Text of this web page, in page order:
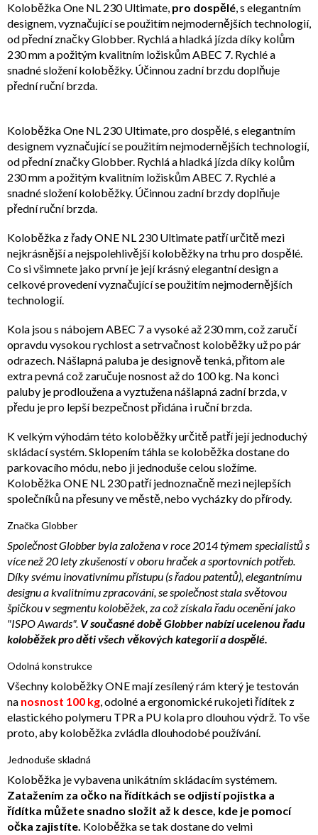
Koloběžka One NL 230 Ultimate, pro dospělé, s elegantním
designem, vyznačující se použitím nejmodernějších technologií,
od přední značky Globber. Rychlá a hladká jízda díky kolům
230 mm a požitým kvalitním ložiskům ABEC 7. Rychlé a
snadné složení koloběžky. Účinnou zadní brzdu doplňuje
přední ruční brzda.
Koloběžka One NL 230 Ultimate, pro dospělé, s elegantním
designem vyznačující se použitím nejmodernějších technologií,
od přední značky Globber. Rychlá a hladká jízda díky kolům
230 mm a požitým kvalitním ložiskům ABEC 7. Rychlé a
snadné složení koloběžky. Účinnou zadní brzdy doplňuje
přední ruční brzda.
Koloběžka z řady ONE NL 230 Ultimate patří určitě mezi
nejkrásnější a nejspolehlivější koloběžky na trhu pro dospělé.
Co si všimnete jako první je její krásný elegantní design a
celkové provedení vyznačující se použitím nejmodernějších
technologií.
Kola jsou s nábojem ABEC 7 a vysoké až 230 mm, což zaručí
opravdu vysokou rychlost a setrvačnost koloběžky už po pár
odrazech. Nášlapná paluba je designově tenká, přitom ale
extra pevná což zaručuje nosnost až do 100 kg. Na konci
paluby je prodloužena a vyztužena nášlapná zadní brzda, v
předu je pro lepší bezpečnost přidána i ruční brzda.
K velkým výhodám této koloběžky určitě patří její jednoduchý
skládací systém. Sklopením táhla se koloběžka dostane do
parkovacího módu, nebo ji jednoduše celou složíme.
Koloběžka ONE NL 230 patří jednoznačně mezi nejlepších
společníků na přesuny ve městě, nebo vycházky do přírody.
Značka Globber
Společnost Globber byla založena v roce 2014 týmem specialistů s
více než 20 lety zkušeností v oboru hraček a sportovních potřeb.
Díky svému inovativnímu přístupu (s řadou patentů), elegantnímu
designu a kvalitnímu zpracování, se společnost stala světovou
špičkou v segmentu koloběžek, za což získala řadu ocenění jako
"ISPO Awards". V současné době Globber nabízí ucelenou řadu
koloběžek pro děti všech věkových kategorií a dospělé.
Odolná konstrukce
Všechny koloběžky ONE mají zesílený rám který je testován
na nosnost 100 kg, odolné a ergonomické rukojeti řídítek z
elastického polymeru TPR a PU kola pro dlouhou výdrž. To vše
proto, aby koloběžka zvládla dlouhodobé používání.
Jednoduše skladná
Koloběžka je vybavena unikátním skládacím systémem.
Zatažením za očko na řídítkách se odjistí pojistka a
řídítka můžete snadno složit až k desce, kde je pomocí
očka zajistíte. Koloběžka se tak dostane do velmi